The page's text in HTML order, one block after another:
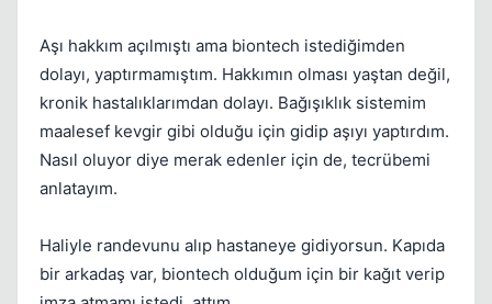
Aşı hakkım açılmıştı ama biontech istediğimden
dolayı, yaptırmamıştım. Hakkımın olması yaştan değil,
kronik hastalıklarımdan dolayı. Bağışıklık sistemim
maalesef kevgir gibi olduğu için gidip aşıyı yaptırdım.
Nasıl oluyor diye merak edenler için de, tecrübemi
anlatayım.
Haliyle randevunu alıp hastaneye gidiyorsun. Kapıda
bir arkadaş var, biontech olduğum için bir kağıt verip
Kapat